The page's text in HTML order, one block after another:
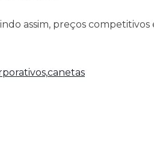
assim, preços competitivos
canetas